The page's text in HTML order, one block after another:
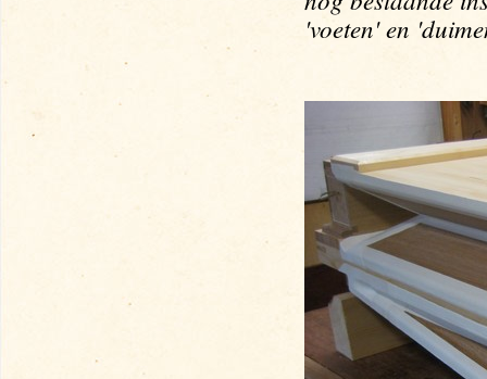
'voeten' en